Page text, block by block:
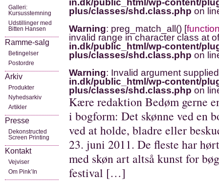
in.dk/public_html/wp-content/
plus/classes/shd.class.php on
Warning: preg_match_all() [
invalid range in character class at
in.dk/public_html/wp-content/
plus/classes/shd.class.php on
Warning: Invalid argument
in.dk/public_html/wp-content/
plus/classes/shd.class.php on
Kære redaktion Bedøm gerne
i bogform: Det skønne ved en
ved at holde, bladre eller
23. juni 2011. De fleste har
med skøn art altså kunst for
festival […]
Galleri:
Kursusstemning
Udstillinger med
Bitten Hansen
Ramme-salg
Betingelser
Postordre
Arkiv
Produkter
Nyhedsarkiv
Artikler
Presse
Dekonstructed
Screen Printing
Kontakt
Vejviser
Om Pink’In